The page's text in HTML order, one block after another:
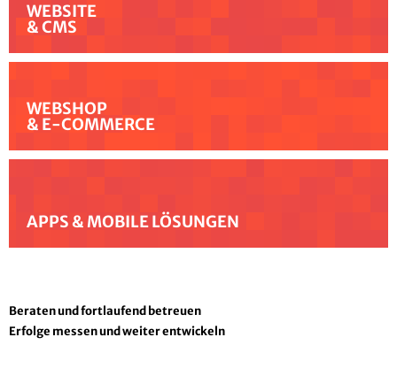
WEBSITE
& CMS
WEBSHOP
& E-COMMERCE
APPS & MOBILE LÖSUNGEN
Beraten und fortlaufend betreuen
Erfolge messen und weiter entwickeln